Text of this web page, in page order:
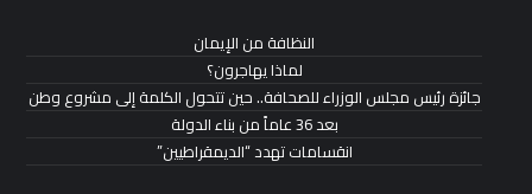
النظافة من الإيمان
لماذا يهاجرون؟
جائزة رئيس مجلس الوزراء للصحافة.. حين تتحول الكلمة إلى مشروع وطن
بعد 36 عاماً من بناء الدولة
انقسامات تهدد “الديمقراطيين”